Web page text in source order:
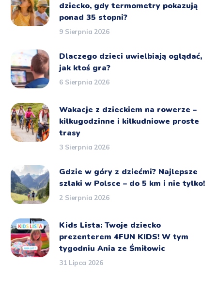
dziecko, gdy termometry pokazują
ponad 35 stopni?
9 Sierpnia 2026
Dlaczego dzieci uwielbiają oglądać,
jak ktoś gra?
6 Sierpnia 2026
Wakacje z dzieckiem na rowerze –
kilkugodzinne i kilkudniowe proste
trasy
3 Sierpnia 2026
Gdzie w góry z dziećmi? Najlepsze
szlaki w Polsce – do 5 km i nie tylko!
2 Sierpnia 2026
Kids Lista: Twoje dziecko
prezenterem 4FUN KIDS! W tym
tygodniu Ania ze Śmiłowic
31 Lipca 2026